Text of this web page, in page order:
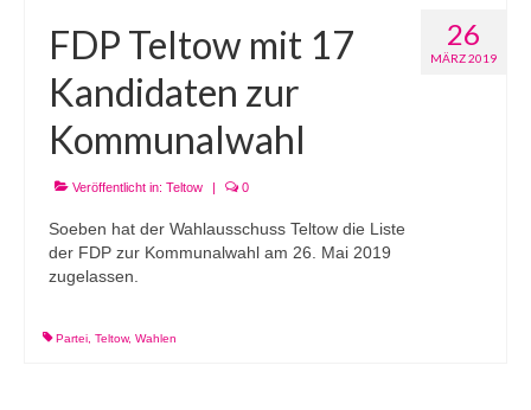
26
MÄRZ 2019
FDP Teltow mit 17
Kandidaten zur
Kommunalwahl
Veröffentlicht in: Teltow | 0
Soeben hat der Wahlausschuss Teltow die Liste
der FDP zur Kommunalwahl am 26. Mai 2019
zugelassen.
Partei Teltow, Wahlen